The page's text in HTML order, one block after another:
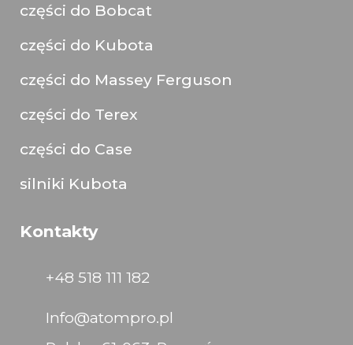
części do Bobcat
części do Kubota
części do Massey Ferguson
części do Terex
części do Case
silniki Kubota
Kontakty
+48 518 111 182
Info@atompro.pl